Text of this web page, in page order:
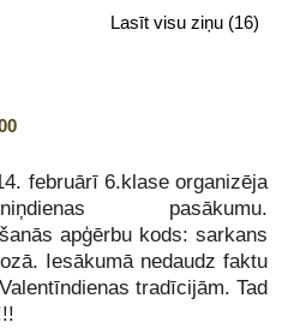
Lasīt visu ziņu (16)
februārī 6.klase organizēja
pasākumu.
apģērbu kods: sarkans
Iesākumā nedaudz faktu
tradīcijām. Tad